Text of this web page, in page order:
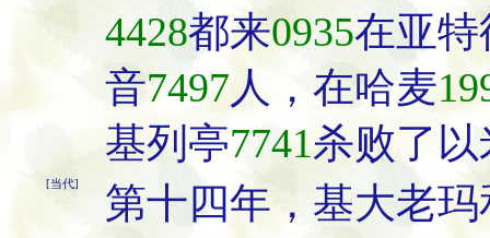
4428都来0935在亚
音7497人，在哈麦
基列亭7741杀败了以
[当代]
第十四年，基大老